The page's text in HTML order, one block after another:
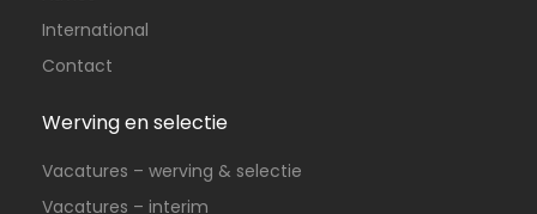
International
Contact
Werving en selectie
Vacatures – werving & selectie
Vacatures – interim